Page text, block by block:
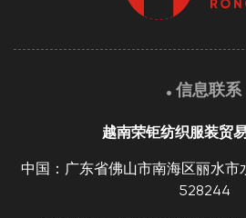
信息联系
越南荣钜纺织服装贸
中国：广东省佛山市南海区丽水市
528244